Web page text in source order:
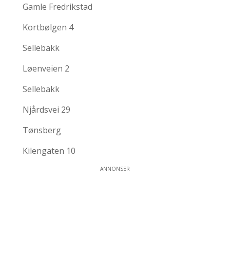
Gamle Fredrikstad
Kortbølgen 4
Sellebakk
Løenveien 2
Sellebakk
Njårdsvei 29
Tønsberg
Kilengaten 10
ANNONSER